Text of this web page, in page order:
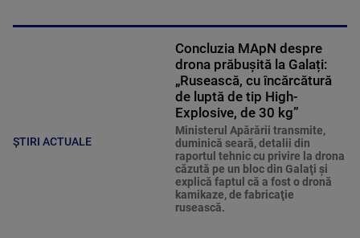
ȘTIRI ACTUALE
Concluzia MApN despre
drona prăbușită la Galați:
„Rusească, cu încărcătură
de luptă de tip High-
Explosive, de 30 kg”
Ministerul Apărării transmite,
duminică seară, detalii din
raportul tehnic cu privire la drona
căzută pe un bloc din Galaţi şi
explică faptul că a fost o dronă
kamikaze, de fabricaţie
rusească.